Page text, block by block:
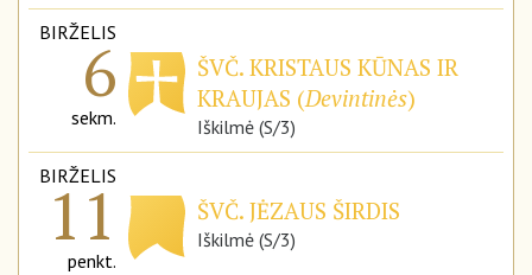
BIRŽELIS
6
sekm.
ŠVČ. KRISTAUS KŪNAS IR
KRAUJAS (Devintinės)
Iškilmė (S/3)
BIRŽELIS
11
penkt.
ŠVČ. JĖZAUS ŠIRDIS
Iškilmė (S/3)